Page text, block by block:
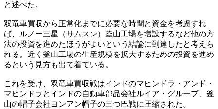
と述べた。
双竜車買収から正常化までに必要な時間と資金を考慮すれ
ば、ルノー三星（サムスン）釜山工場を増設するなど他の方
法の投資を進めたほうがよいという結論に到達したと考えら
れる。近く釜山工場の生産規模を拡大するための投資を進め
るという見方も出て着ている。
これを受け、双竜車買収戦はインドのマヒンドラ・アンド・
マヒンドラとインドの自動車部品会社ルイア・グループ、釜
山の帽子会社ヨンアン帽子の三つ巴戦に圧縮された。